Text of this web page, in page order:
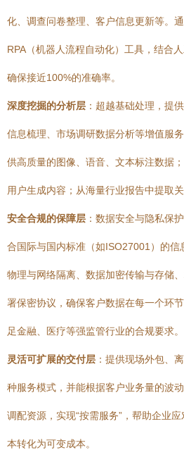
化、调查问卷整理、客户信息更新等。
RPA（机器人流程自动化）工具，结合
确保接近100%的准确率。
深度挖掘的分析层 ：超越基础处理，提
信息梳理、市场调研数据分析等增值服
供高质量的图像、语音、文本标注数据
用户生成内容；从海量行业报告中提取
安全合规的保障层 ：数据安全与隐私保
合国际与国内标准（如ISO27001）的信
物理与网络隔离、数据加密传输与存储
署保密协议，确保客户数据在每一个环
足金融、医疗等强监管行业的合规要求。
灵活可扩展的交付层 ：提供现场外包、
种服务模式，并能根据客户业务量的波
调配资源，实现“按需服务”，帮助企业
本转化为可变成本。